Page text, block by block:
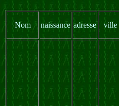
Nom naissance adresse ville